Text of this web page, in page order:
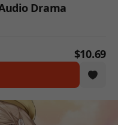
Drama
$10.69